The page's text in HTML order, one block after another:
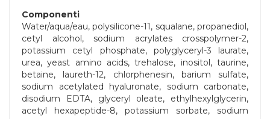
Componenti
Water/aqua/eau, polysilicone-11, squalane, propanediol,
cetyl alcohol, sodium acrylates crosspolymer-2,
potassium cetyl phosphate, polyglyceryl-3 laurate,
urea, yeast amino acids, trehalose, inositol, taurine,
betaine, laureth-12, chlorphenesin, barium sulfate,
sodium acetylated hyaluronate, sodium carbonate,
disodium EDTA, glyceryl oleate, ethylhexylglycerin,
acetyl hexapeptide-8, potassium sorbate, sodium